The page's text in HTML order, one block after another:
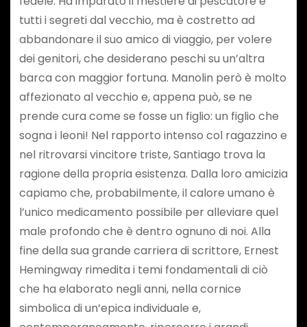
tutti i segreti dal vecchio, ma è costretto ad
abbandonare il suo amico di viaggio, per volere
dei genitori, che desiderano peschi su un’altra
barca con maggior fortuna. Manolin però è molto
affezionato al vecchio e, appena può, se ne
prende cura come se fosse un figlio: un figlio che
sogna i leoni! Nel rapporto intenso col ragazzino e
nel ritrovarsi vincitore triste, Santiago trova la
ragione della propria esistenza. Dalla loro amicizia
capiamo che, probabilmente, il calore umano è
l’unico medicamento possibile per alleviare quel
male profondo che è dentro ognuno di noi. Alla
fine della sua grande carriera di scrittore, Ernest
Hemingway rimedita i temi fondamentali di ciò
che ha elaborato negli anni, nella cornice
simbolica di un’epica individuale e,